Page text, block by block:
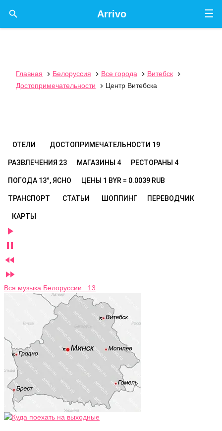
☰
Arrivo

Главная  Белоруссия  Все города  Витебск

Достопримечательности
 Центр Витебска
ОТЕЛИ ДОСТОПРИМЕЧАТЕЛЬНОСТИ 19
РАЗВЛЕЧЕНИЯ 23 МАГАЗИНЫ 4 РЕСТОРАНЫ 4
ПОГОДА 13°, ЯСНО ЦЕНЫ 1 BYR = 0.0039 RUB
ТРАНСПОРТ СТАТЬИ ШОППИНГ ПЕРЕВОДЧИК
КАРТЫ




Вся музыка Белоруссии 13